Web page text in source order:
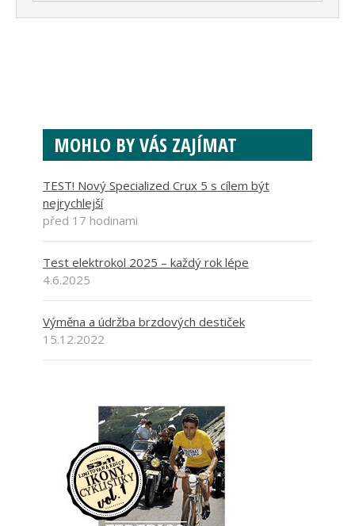
MOHLO BY VÁS ZAJÍMAT
TEST! Nový Specialized Crux 5 s cílem být
nejrychlejší
před 17 hodinami
Test elektrokol 2025 – každý rok lépe
4.6.2025
Výměna a údržba brzdových destiček
15.12.2022